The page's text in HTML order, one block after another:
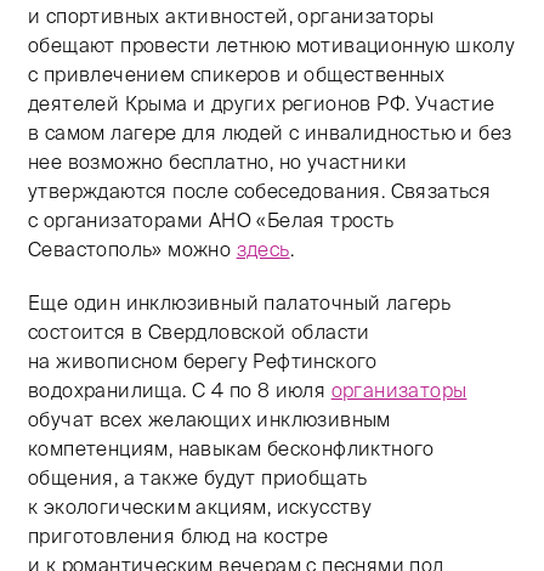
и спортивных активностей, организаторы
обещают провести летнюю мотивационную школу
с привлечением спикеров и общественных
деятелей Крыма и других регионов РФ. Участие
в самом лагере для людей с инвалидностью и без
нее возможно бесплатно, но участники
утверждаются после собеседования. Связаться
с организаторами АНО «Белая трость
Севастополь» можно здесь.
Еще один инклюзивный палаточный лагерь
состоится в Свердловской области
на живописном берегу Рефтинского
водохранилища. С 4 по 8 июля организаторы
обучат всех желающих инклюзивным
компетенциям, навыкам бесконфликтного
общения, а также будут приобщать
к экологическим акциям, искусству
приготовления блюд на костре
и к романтическим вечерам с песнями под